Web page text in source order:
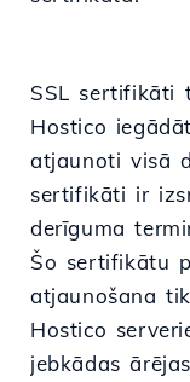
SSL sertifikāti
Hostico
atjaunoti visā
sertifikāti ir
derīguma
Šo sertifikātu
atjaunošana
Hostico
jebkādas